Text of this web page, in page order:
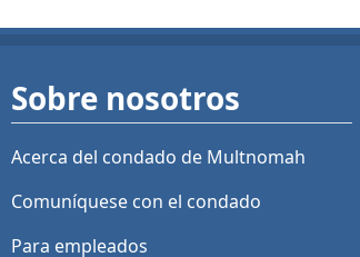
Sobre nosotros
Acerca del condado de Multnomah
Comuníquese con el condado
Para empleados